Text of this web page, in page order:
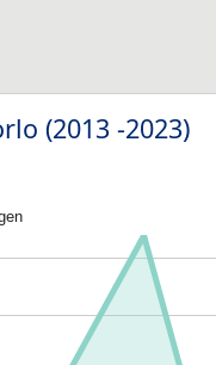
(2013 -2023)